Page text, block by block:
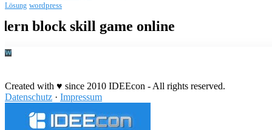
Lösung wordpress
Created with ♥ since 2010 IDEEcon - All rights reserved.
Datenschutz · Impressum